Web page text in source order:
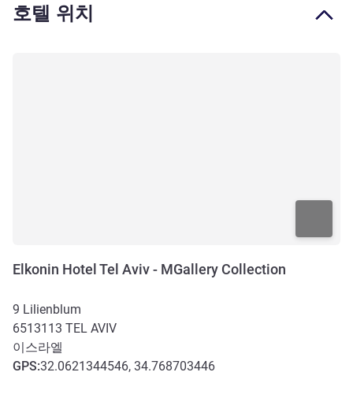
호텔 위치
Elkonin Hotel Tel Aviv - MGallery Collection
9 Lilienblum
6513113 TEL AVIV
이스라엘
GPS:32.0621344546, 34.768703446